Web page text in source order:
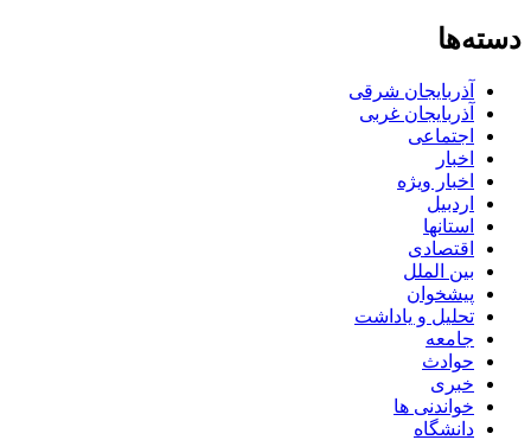
دسته‌ها
آذربایجان شرقی
آذربایجان غربی
اجتماعی
اخبار
اخبار ویژه
اردبیل
استانها
اقتصادی
بین الملل
پیشخوان
تحلیل و یاداشت
جامعه
حوادث
خبری
خواندنی ها
دانشگاه